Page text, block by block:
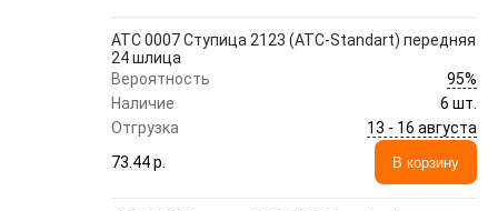
ATC 0007 Ступица 2123 (ATC-Standart) передняя
24 шлица
Вероятность
95%
Наличие
6 шт.
Отгрузка
13 - 16 августа
73.44 p.
В корзину